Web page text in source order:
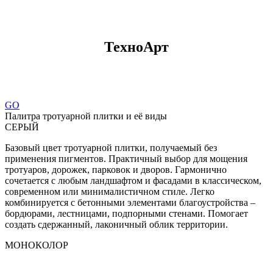
ТехноАрт
GO
Палитра тротуарной плитки и её виды
СЕРЫЙ
Базовый цвет тротуарной плитки, получаемый без
применения пигментов. Практичный выбор для мощения
тротуаров, дорожек, парковок и дворов. Гармонично
сочетается с любым ландшафтом и фасадами в классическом,
современном или минималистичном стиле. Легко
комбинируется с бетонными элементами благоустройства –
бордюрами, лестницами, подпорными стенами. Помогает
создать сдержанный, лаконичный облик территории.
МОНОКОЛОР